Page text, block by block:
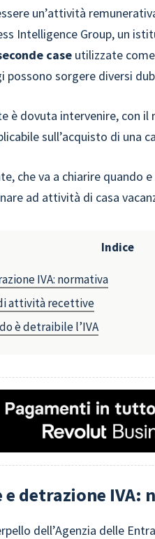
un’attività
Intelligence Group, un
case utilizzate
possono sorgere diversi
è dovuta intervenire, con
sull’acquisto di una
che va a chiarire quando
ad attività di casa
Indice
IVA: normativa
attività recettive
è detraibile l’IVA
e detrazione IVA:
dell’Agenzia delle